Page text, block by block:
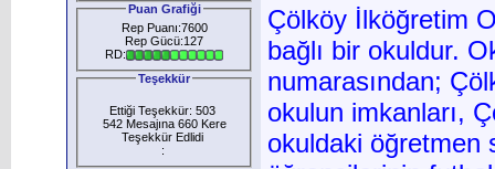
Puan Grafiği
Rep Puanı:7600
Rep Gücü:127
RD:
Teşekkür
Ettiği Teşekkür: 503
542 Mesajına 660 Kere
Teşekkür Edlidi
:
Çölköy İlköğretim
bağlı bir okuldur.
numarasından;
okulun imkanları,
okuldaki öğretmen